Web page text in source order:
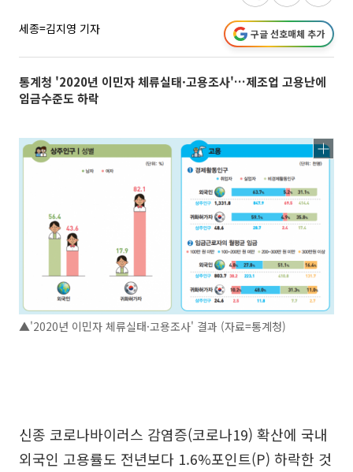
세종=김지영 기자 구글 선호매체 추가
통계청 '2020년 이민자 체류실태·고용조사'…제조업 고용난에
임금수준도 하락
▲'2020년 이민자 체류실태·고용조사' 결과 (자료=통계청)
신종 코로나바이러스 감염증(코로나19) 확산에 국내
외국인 고용률도 전년보다 1.6%포인트(P) 하락한 것